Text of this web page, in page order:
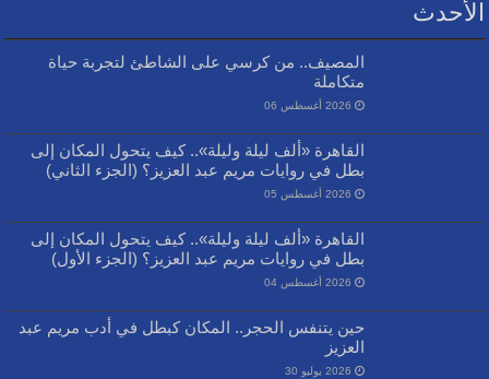
الأحدث
المصيف.. من كرسي على الشاطئ لتجربة حياة
متكاملة
2026 أغسطس 06
القاهرة «ألف ليلة وليلة».. كيف يتحول المكان إلى
بطل في روايات مريم عبد العزيز؟ (الجزء الثاني)
2026 أغسطس 05
القاهرة «ألف ليلة وليلة».. كيف يتحول المكان إلى
بطل في روايات مريم عبد العزيز؟ (الجزء الأول)
2026 أغسطس 04
حين يتنفس الحجر.. المكان كبطل في أدب مريم عبد
العزيز
2026 يوليو 30